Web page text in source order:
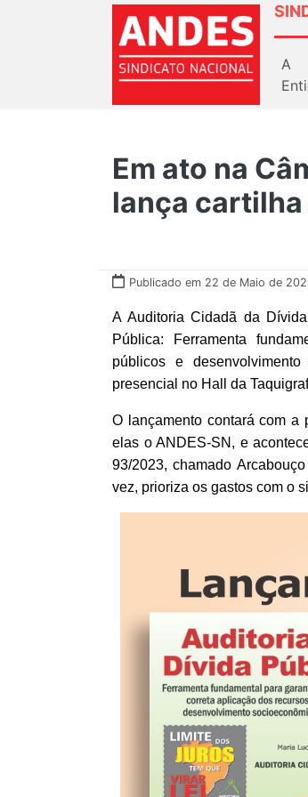
A
Em ato na
lança
Publicado em 22 de Maio de
A Auditoria Cidadã da
Pública: Ferramenta
públicos e
presencial no Hall da
O lançamento contará com a
elas o ANDES-SN, e
93/2023, chamado
vez, prioriza os gastos com o